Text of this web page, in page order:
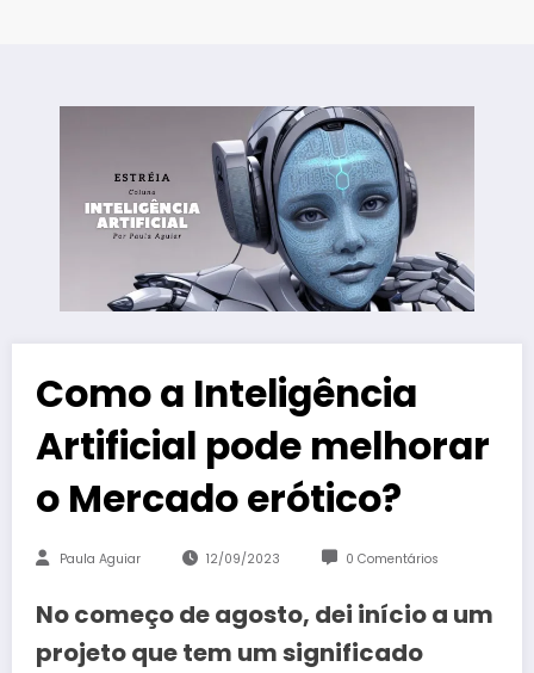
Como a Inteligência
Artificial pode melhorar
o Mercado erótico?
Paula Aguiar 12/09/2023 0 Comentários
No começo de agosto, dei início a um
projeto que tem um significado